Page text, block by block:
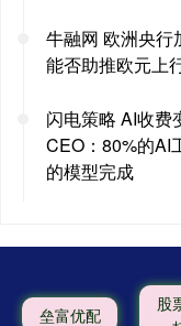
牛融网 欧洲央行
能否助推欧元上
闪电策略 AI收
CEO：80%的AI
的模型完成
垒富优配
股